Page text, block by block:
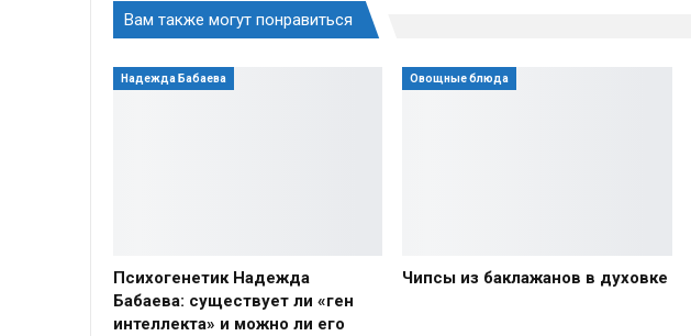
Вам также могут понравиться
Надежда Бабаева
Психогенетик Надежда
Бабаева: существует ли «ген
интеллекта» и можно ли его
Овощные блюда
Чипсы из баклажанов в духовке